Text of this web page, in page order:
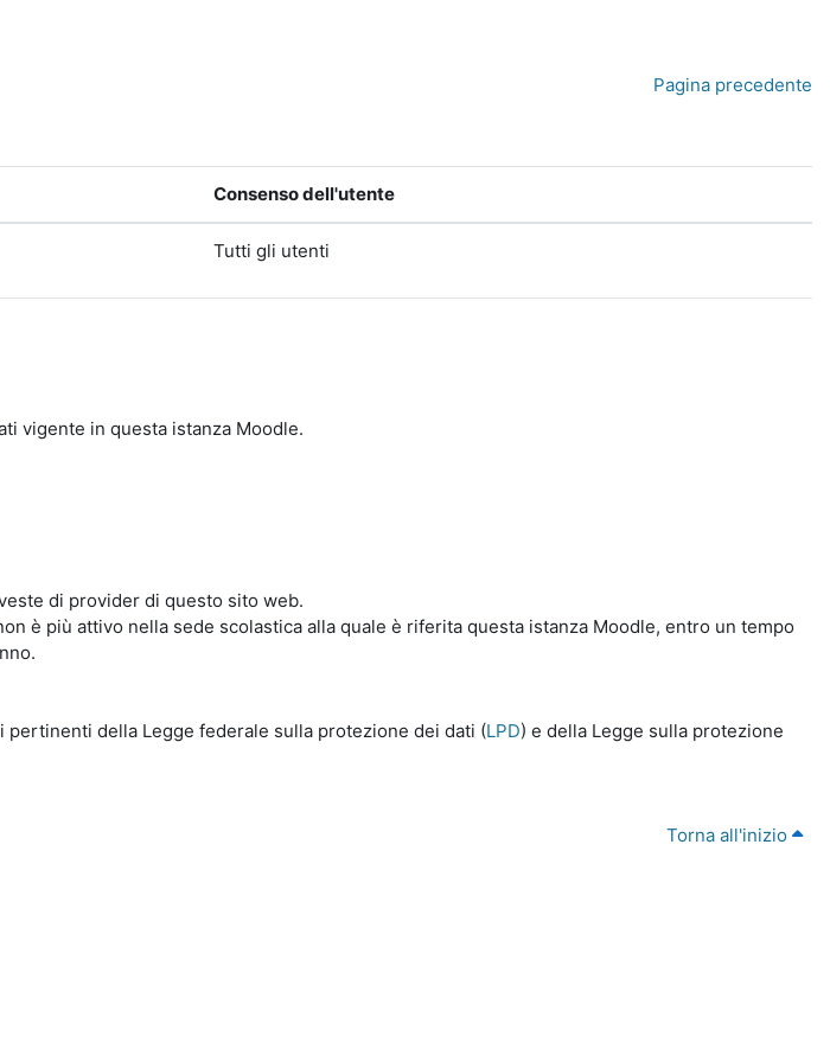
Pagina precedente
Consenso dell'utente
Tutti gli utenti
vigente in questa istanza Moodle.
di provider di questo sito web.
è più attivo nella sede scolastica alla quale è riferita questa istanza Moodle, entro un tempo
della Legge federale sulla protezione dei dati (LPD) e della Legge sulla protezione
Torna all'inizio